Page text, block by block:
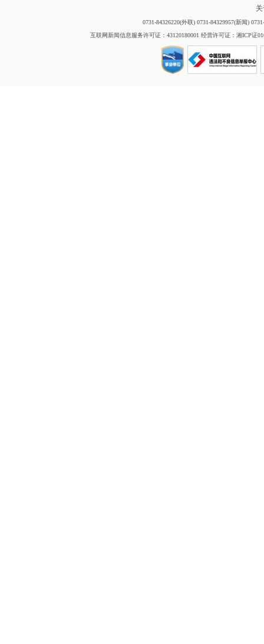
0731-84326220(外联) 0731-84329957(新闻)
互联网新闻信息服务许可证：43120180001 经营许可证：湘ICP证